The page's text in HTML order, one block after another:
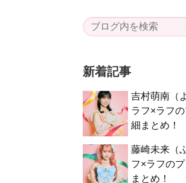
新着記事
吉村萌南（
ラフ×ラフ
細まとめ！
藤崎未来（
フ×ラフの
まとめ！